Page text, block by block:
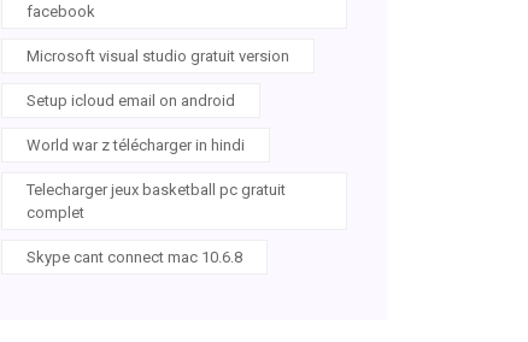
facebook
Microsoft visual studio gratuit version
Setup icloud email on android
World war z télécharger in hindi
Telecharger jeux basketball pc gratuit
complet
Skype cant connect mac 10.6.8